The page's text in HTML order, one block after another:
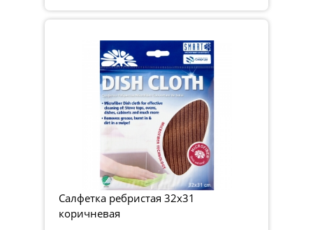
Салфетка ребристая 32х31
коричневая